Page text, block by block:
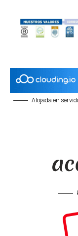
Alojada en